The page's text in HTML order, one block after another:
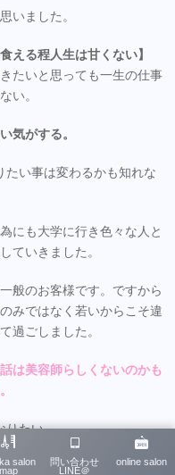
いました。
える程人生は甘くない】
たいと思っても一生の仕事
い。
気がする。
たい事は変わるかも知れな
にも大学に行き色々な人と
ていきました。
般のお客様です。ですから
みではなく若いからこそ違
過ごしました。
は美容師らしくないのかも
りたい
専門学校にも行ってました
と共に美容師になります。
salon
map
問い合わせ
LINE＠
online salon